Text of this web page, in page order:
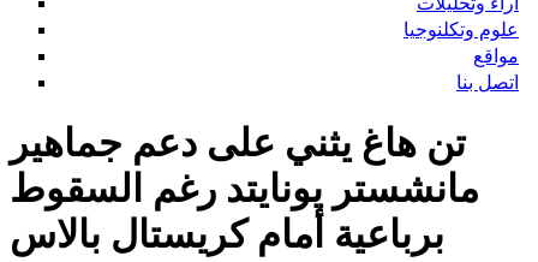
علوم وتكلنوجيا
مواقع
اتصل بنا
تن هاغ يثني على دعم جماهير
مانشستر يونايتد رغم السقوط
برباعية أمام كريستال بالاس